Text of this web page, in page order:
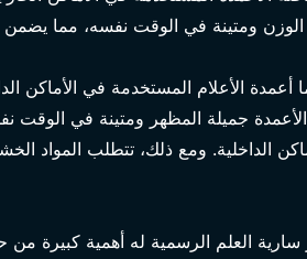
ومتينة في الوقت نفسه، مما يضمن
أعمدة الأعلام المستخدمة في الأماكن
الأعمدة جميلة المظهر ومتينة في الوقت
الداخلية. ومع ذلك، تتطلب المواد
سارية العلم الرسمية له أهمية كبيرة